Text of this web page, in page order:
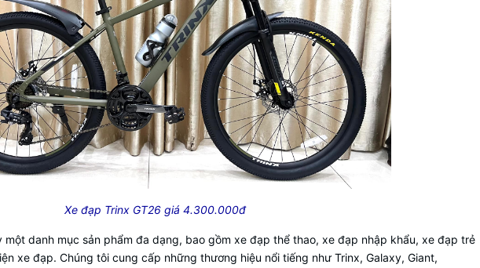
Xe đạp Trinx GT26 giá 4.300.000đ
một danh mục sản phẩm đa dạng, bao gồm xe đạp thể thao, xe đạp nhập khẩu, xe đạp trẻ
xe đạp. Chúng tôi cung cấp những thương hiệu nổi tiếng như Trinx, Galaxy, Giant,